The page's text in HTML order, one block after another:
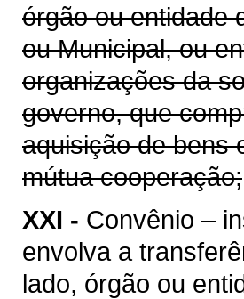
órgão ou entidade
ou Municipal, ou
organizações da
governo, que
aquisição de bens
mútua cooperação;
XXI - Convênio –
envolva a
lado, órgão ou